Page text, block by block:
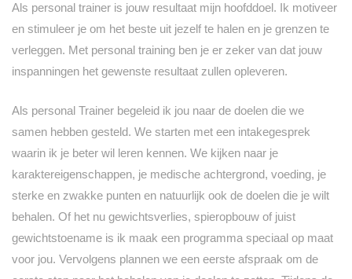
Als personal trainer is jouw resultaat mijn hoofddoel. Ik motiveer
en stimuleer je om het beste uit jezelf te halen en je grenzen te
verleggen. Met personal training ben je er zeker van dat jouw
inspanningen het gewenste resultaat zullen opleveren.
Als personal Trainer begeleid ik jou naar de doelen die we
samen hebben gesteld. We starten met een intakegesprek
waarin ik je beter wil leren kennen. We kijken naar je
karaktereigenschappen, je medische achtergrond, voeding, je
sterke en zwakke punten en natuurlijk ook de doelen die je wilt
behalen. Of het nu gewichtsverlies, spieropbouw of juist
gewichtstoename is ik maak een programma speciaal op maat
voor jou. Vervolgens plannen we een eerste afspraak om de